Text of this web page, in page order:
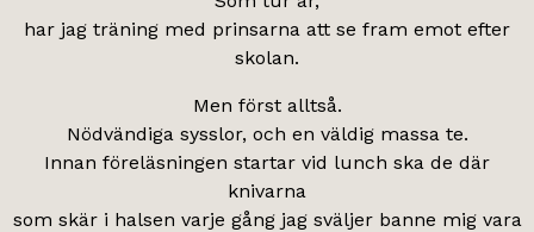
har jag träning med prinsarna att se fram emot efter
skolan.
Men först alltså.
Nödvändiga sysslor, och en väldig massa te.
Innan föreläsningen startar vid lunch ska de där
knivarna
som skär i halsen varje gång jag sväljer banne mig vara